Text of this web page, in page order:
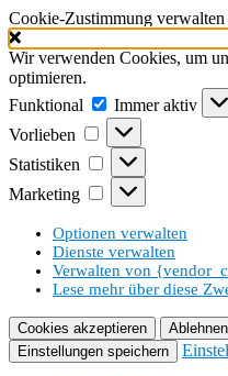
Cookie-Zustimmung verwalten
Wir verwenden Cookies, um
optimieren.
Funktional
Funktional
Immer aktiv
Vorlieben
Vorlieben
Statistiken Statistiken
Marketing Marketing
Optionen verwalten
Dienste verwalten
Verwalten von
Lese mehr über diese
Cookies akzeptieren Ablehnen
Einstellungen speichern